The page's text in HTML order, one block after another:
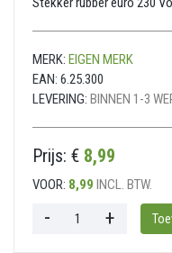
MERK: EIGEN MERK
EAN: 6.25.300
LEVERING: BINNEN 1-3
Prijs: € 8,99
VOOR: 8,99 INCL. BTW.